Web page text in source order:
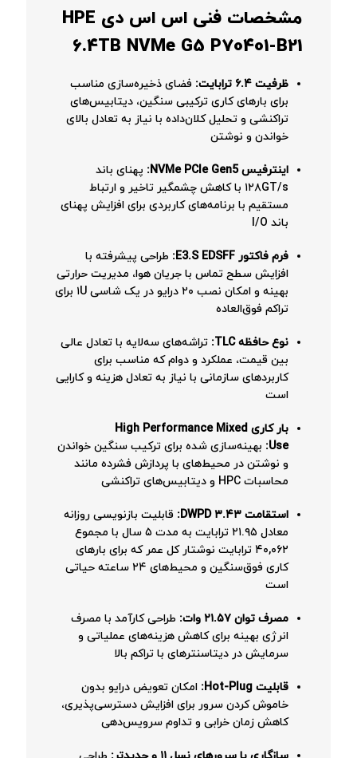
مشخصات فنی اس اس دی HPE
6.4TB NVMe G5 P70401-B21
ظرفیت ۶.۴ ترابایت:
فضای ذخیره‌سازی مناسب
برای بارهای کاری ترکیبی سنگین، دیتابیس‌های
تراکنشی و تحلیل کلان‌داده با نیاز به تعادل بالای
خواندن و نوشتن
اینترفیس NVMe PCIe Gen5:
پهنای باند
۱۲۸GT/s با کاهش چشمگیر تاخیر و ارتباط
مستقیم با برنامه‌های کاربردی برای افزایش پهنای
باند I/O
فرم فاکتور E3.S EDSFF:
طراحی پیشرفته با
افزایش سطح تماس با جریان هوا، مدیریت حرارتی
بهینه و امکان نصب ۲۰ درایو در یک شاسی ۱U برای
تراکم فوق‌العاده
نوع حافظه TLC:
تراشه‌های سه‌لایه با تعادل عالی
بین قیمت، عملکرد و دوام که مناسب برای
کاربردهای سازمانی با نیاز به تعادل هزینه و کارایی
است
بار کاری High Performance Mixed
Use: بهینه‌سازی شده برای ترکیب سنگین خواندن
و نوشتن در محیط‌های با پردازش فشرده مانند
محاسبات HPC و دیتابیس‌های تراکنشی
استقامت ۳.۴۳ DWPD:
قابلیت بازنویسی روزانه
معادل ۲۱.۹۵ ترابایت به مدت ۵ سال با مجموع
۴۰,۰۶۲ ترابایت نوشتار کل عمر که برای بارهای
کاری فوق‌سنگین و محیط‌های ۲۴ ساعته حیاتی
است
مصرف توان ۲۱.۵۷ وات:
طراحی کارآمد با مصرف
انرژی بهینه برای کاهش هزینه‌های عملیاتی و
سرمایش در دیتاسنترهای با تراکم بالا
قابلیت Hot-Plug:
امکان تعویض درایو بدون
خاموش کردن سرور برای افزایش دسترسی‌پذیری،
کاهش زمان خرابی و تداوم سرویس‌دهی